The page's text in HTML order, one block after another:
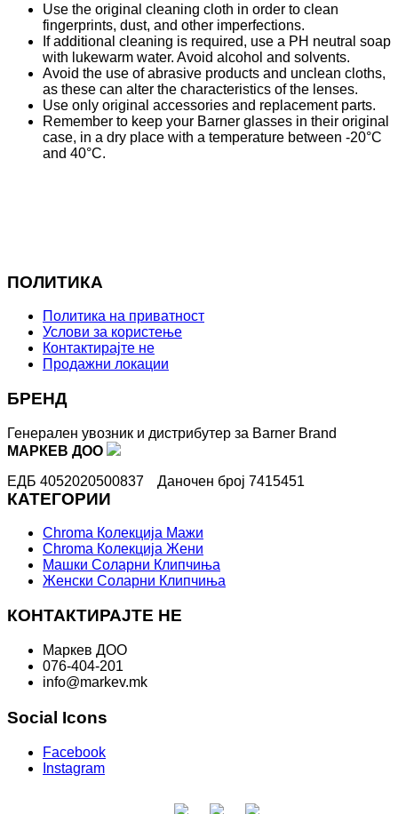
Use the original cleaning cloth in order to clean
fingerprints, dust, and other imperfections.
If additional cleaning is required, use a PH neutral soap
with lukewarm water. Avoid alcohol and solvents.
Avoid the use of abrasive products and unclean cloths,
as these can alter the characteristics of the lenses.
Use only original accessories and replacement parts.
Remember to keep your Barner glasses in their original
case, in a dry place with a temperature between -20°C
and 40°C.
ПОЛИТИКА
Политика на приватност
Услови за користење
Контактирајте не
Продажни локации
БРЕНД
Генерален увозник и дистрибутер за Barner Brand
МАРКЕВ ДОО
ЕДБ 4052020500837
Даночен број 7415451
КАТЕГОРИИ
Chroma Колекција Мажи
Chroma Колекција Жени
Машки Соларни Клипчиња
Женски Соларни Клипчиња
КОНТАКТИРАЈТЕ НЕ
Маркев ДОО
076-404-201
info@markev.mk
Social Icons
Facebook
Instagram